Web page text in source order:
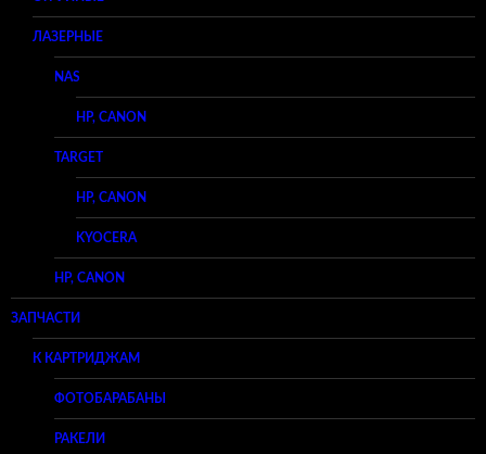
ЛАЗЕРНЫЕ
NAS
HP, CANON
TARGET
HP, CANON
KYOCERA
HP, CANON
ЗАПЧАСТИ
К КАРТРИДЖАМ
ФОТОБАРАБАНЫ
РАКЕЛИ